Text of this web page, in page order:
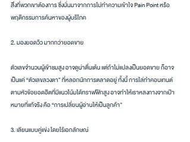
สิ่งที่พวกเขาต้องการ ซึ่งนั่นมาจากการไม่ทำความเข้าใจ Pain Point หรือ
พฤติกรรมการค้นหาของผู้บริโภค
2. มองยอดวิว มากกว่ายอดขาย
ตัวเลขจำนวนผู้เข้าชมสูง อาจดูน่าตื่นเต้น แต่ถ้าไม่แปลงเป็นยอดขาย ก็อาจ
เป็นแค่ “ตัวเลขลวงตา” ที่หลอกนักการตลาดอยู่ ทั้งนี้ การไล่ทำคอนเทนต์
ตามหัวข้อยอดฮิตที่มีแนวโน้มได้ทราฟฟิกสูง อาจทำให้เราหลงทางจากเป้า
หมายที่แท้จริง คือ “การเปลี่ยนผู้อ่านให้เป็นลูกค้า”
3. เลียนแบบคู่แข่ง โดยไร้เอกลักษณ์